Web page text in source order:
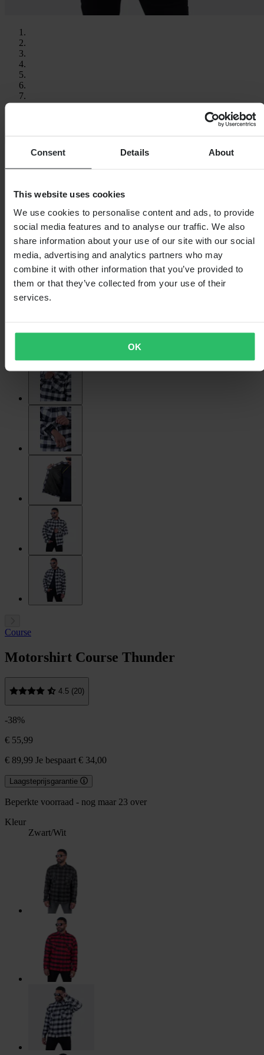
Consent Details About
This website uses cookies
We use cookies to personalise content and ads, to provide
social media features and to analyse our traffic. We also
share information about your use of our site with our social
media, advertising and analytics partners who may
combine it with other information that you’ve provided to
them or that they’ve collected from your use of their
services.
OK
Course
Motorshirt Course Thunder
4.5 (20)
-38%
€ 55,99
€ 89,99 Je bespaart € 34,00
Laagsteprijsgarantie
Beperkte voorraad - nog maar 23 over
Kleur
Zwart/Wit